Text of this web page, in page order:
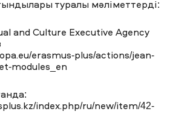
туралы мәліметтерді:
and Culture Executive Agency
erasmus-plus/actions/jean-
modules_en
index.php/ru/new/item/42-